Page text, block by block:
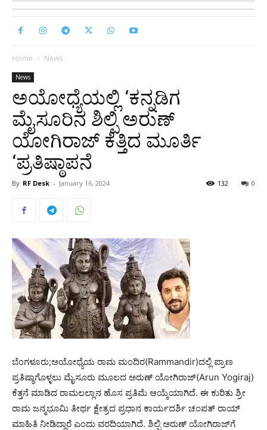
Home News
News
ಅಯೋಧ್ಯೆಯಲ್ಲಿ ‘ಕನ್ನಡಿಗ
ಮೈಸೂರಿನ ಶಿಲ್ಪಿ ಅರುಣ್‌
ಯೋಗಿರಾಜ್‌ ಕೆತ್ತಿದ ಮೂರ್ತಿ
‘ಪ್ರತಿಷ್ಠಾಪನೆ
By RF Desk - January 16, 2024 0
132
ಬೆಂಗಳೂರು;ಅಯೋಧ್ಯೆಯ ರಾಮ ಮಂದಿರ(Rammandir)ದಲ್ಲಿ ಪ್ರಾಣ
ಪ್ರತಿಷ್ಠಾಗೊಳ್ಳಲು ಮೈಸೂರು ಮೂಲದ ಅರುಣ್ ಯೋಗಿರಾಜ್(Arun Yogiraj)
ಕೆತ್ತನೆ ಮಾಡಿದ ರಾಮಲಲ್ಲಾನ ಹೊಸ ಪ್ರತಿಮೆ ಆಯ್ಕೆಯಾಗಿದೆ. ಈ ಕುರಿತು ಶ್ರೀ
ರಾಮ ಜನ್ಮಭೂಮಿ ತೀರ್ಥ ಕ್ಷೇತ್ರದ ಪ್ರಧಾನ ಕಾರ್ಯದರ್ಶಿ ಚಂಪತ್ ರಾಯ್
ಮಾಹಿತಿ ನೀಡಿದ್ದಾರೆ ಎಂದು ವರದಿಯಾಗಿದೆ. ಶಿಲ್ಪಿ ಅರುಣ್ ಯೋಗಿರಾಜ್‌ಗೆ